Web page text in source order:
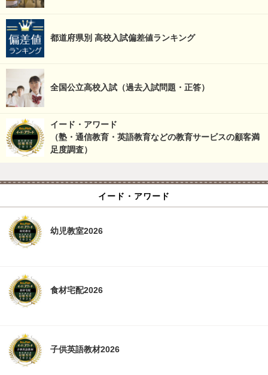
都道府県別 高校入試偏差値ランキング
全国公立高校入試（過去入試問題・正答）
イード・アワード
（塾・通信教育・英語教育などの教育サービスの顧客満
足度調査）
イード・アワード
幼児教室2026
食材宅配2026
子供英語教材2026